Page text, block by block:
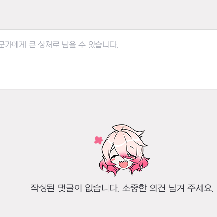
작성된 댓글이 없습니다. 소중한 의견 남겨 주세요.